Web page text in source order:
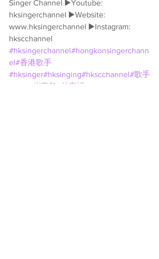
Singer Channel ▶️Youtube:
hksingerchannel ▶️Website:
www.hksingerchannel ▶️Instagram:
hkscchannel
#hksingerchannel#hongkonsingerchann
el#香港歌手
#hksinger#hksinging#hkscchannel#歌手
#岑寧兒 #林家謙